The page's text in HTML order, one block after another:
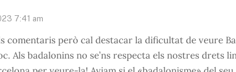
7:41 am
comentaris però cal destacar la dificultat de veure
Als badalonins no se’ns respecta els nostres drets